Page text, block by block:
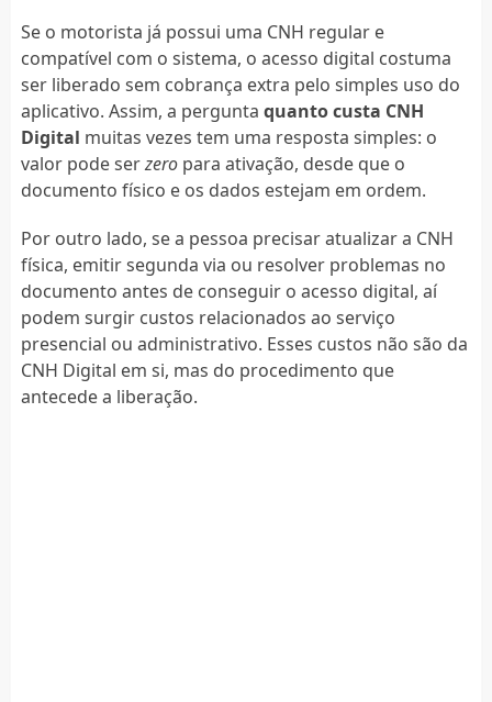
Se o motorista já possui uma CNH regular e
compatível com o sistema, o acesso digital costuma
ser liberado sem cobrança extra pelo simples uso do
aplicativo. Assim, a pergunta quanto custa CNH
Digital muitas vezes tem uma resposta simples: o
valor pode serzeropara ativação, desde que o
documento físico e os dados estejam em ordem.
Por outro lado, se a pessoa precisar atualizar a CNH
física, emitir segunda via ou resolver problemas no
documento antes de conseguir o acesso digital, aí
podem surgir custos relacionados ao serviço
presencial ou administrativo. Esses custos não são da
CNH Digital em si, mas do procedimento que
antecede a liberação.